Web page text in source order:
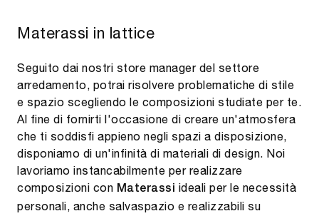
Materassi in lattice
Seguito dai nostri store manager del settore
arredamento, potrai risolvere problematiche di stile
e spazio scegliendo le composizioni studiate per te.
Al fine di fornirti l'occasione di creare un'atmosfera
che ti soddisfi appieno negli spazi a disposizione,
disponiamo di un'infinità di materiali di design. Noi
lavoriamo instancabilmente per realizzare
composizioni con Materassi
ideali per le necessità
personali, anche salvaspazio e realizzabili su